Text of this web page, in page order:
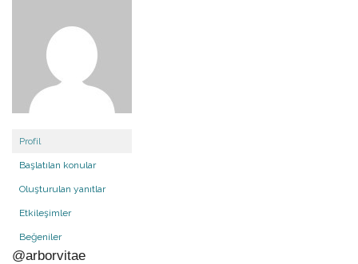
Profil
Başlatılan konular
Oluşturulan yanıtlar
Etkileşimler
Beğeniler
@arborvitae